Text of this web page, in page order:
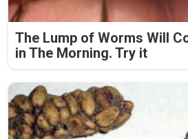
The Lump of Worms Will
in The Morning. Try it